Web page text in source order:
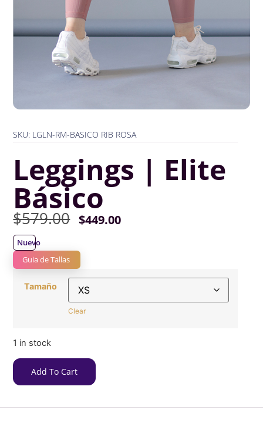
SKU: LGLN-RM-BASICO RIB ROSA
Leggings | Elite
Básico
$579.00 $449.00
Nuevo
Guia de Tallas
Tamaño
Clear
1 in stock
Add To Cart